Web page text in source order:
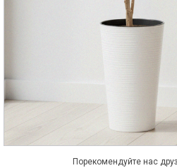
Порекомендуйте нас